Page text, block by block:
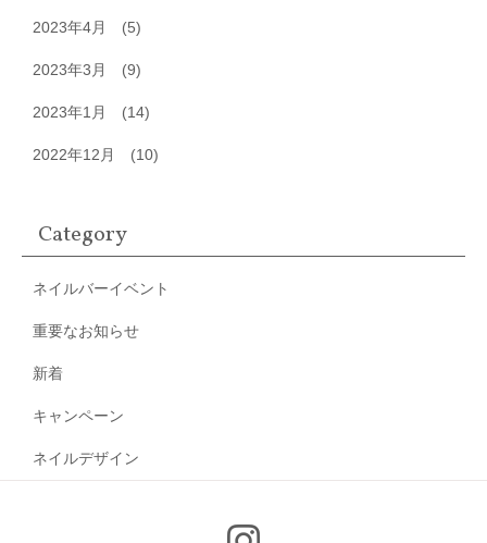
2023年4月 (5)
2023年3月 (9)
2023年1月 (14)
2022年12月 (10)
Category
ネイルバーイベント
重要なお知らせ
新着
キャンペーン
ネイルデザイン